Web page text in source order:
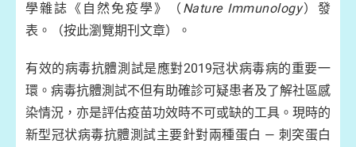
學雜誌《自然免疫學》（ Nature Immunology）發
表。（按此瀏覽期刊文章）。
有效的病毒抗體測試是應對2019冠状病毒病的重要一
環。病毒抗體測試不但有助確診可疑患者及了解社區感
染情況，亦是評估疫苗功效時不可或缺的工具。現時的
新型冠状病毒抗體測試主要針對兩種蛋白 — 刺突蛋白